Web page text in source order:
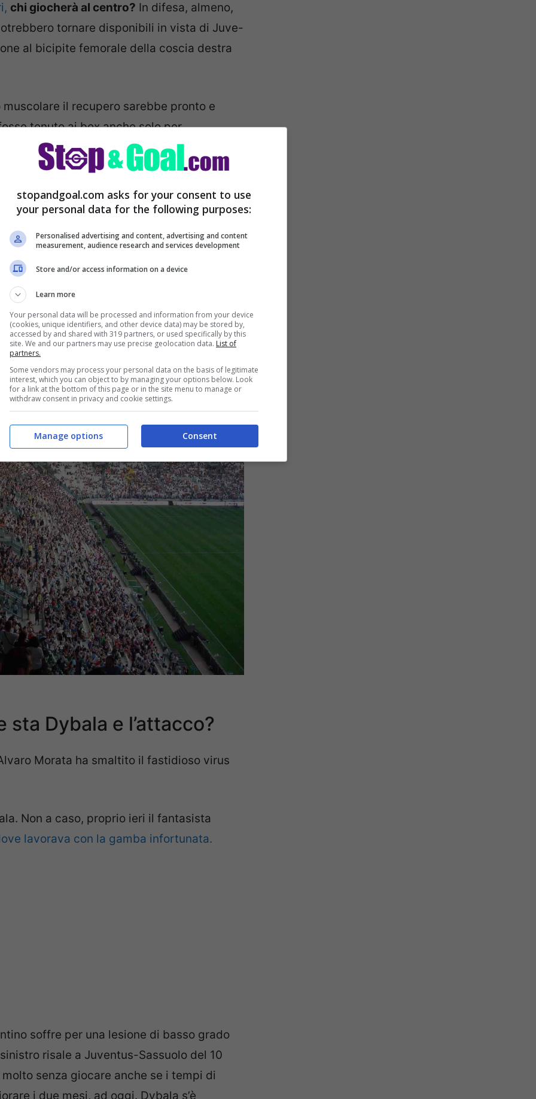
chi giocherà al centro? In difesa, almeno,
tornare disponibili in vista di Juve-
al bicipite femorale della coscia destra
il recupero sarebbe pronto e
tenuto ai box anche solo per
quotazioni di Giorgio Chiellini sono
Dybala e l’attacco?
Morata ha smaltito il fastidioso virus
Non a caso, proprio ieri il fantasista
lavorava con la gamba infortunata.
soffre per una lesione di basso grado
risale a Juventus-Sassuolo del 10
senza giocare anche se i tempi di
i due mesi, ad oggi. Dybala s’è
stopandgoal.com asks for your consent to use
your personal data for the following purposes:
Personalised advertising and content, advertising and content
measurement, audience research and services development
Store and/or access information on a device
Learn more
Your personal data will be processed and information from your device
(cookies, unique identifiers, and other device data) may be stored by,
accessed by and shared with 319 partners, or used specifically by this
site. We and our partners may use precise geolocation data. List of
partners.
Some vendors may process your personal data on the basis of legitimate
interest, which you can object to by managing your options below. Look
for a link at the bottom of this page or in the site menu to manage or
withdraw consent in privacy and cookie settings.
Consent
Manage options